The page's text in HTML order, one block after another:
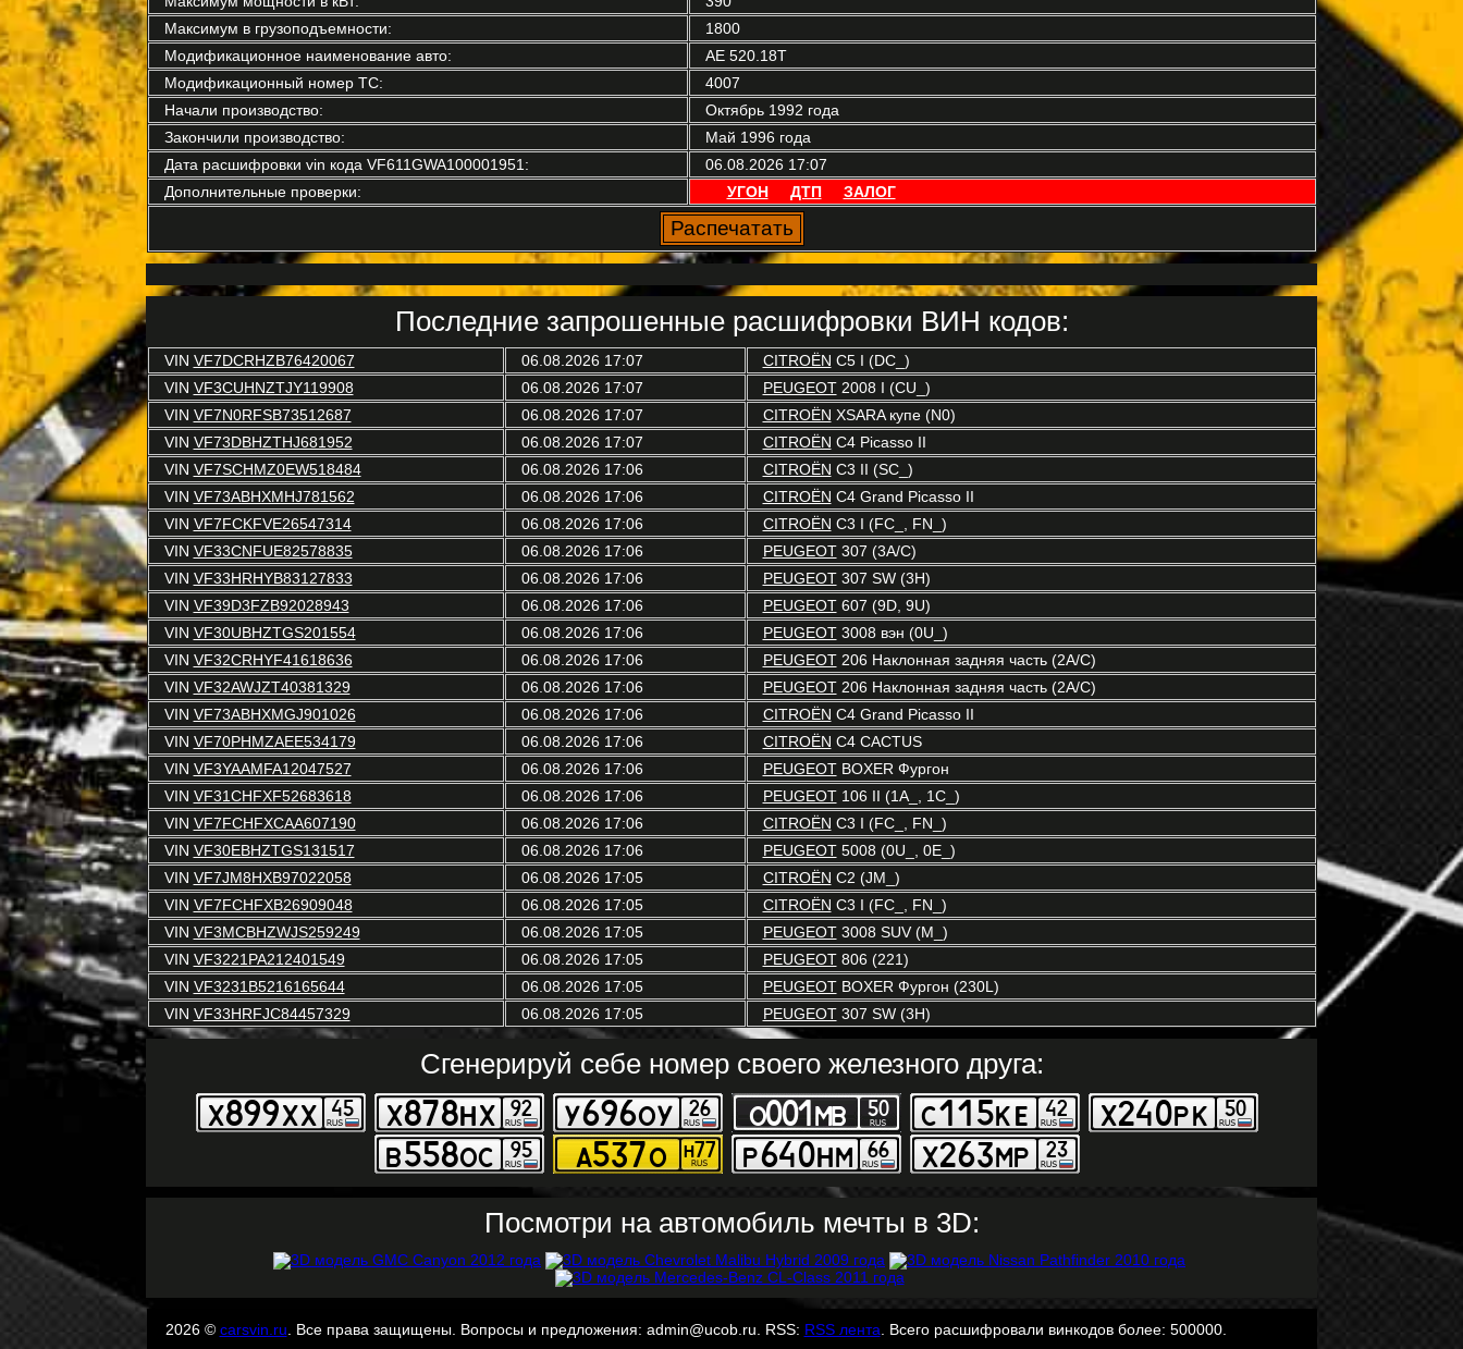
Максимум в грузоподъемности:
1800
Модификационное наименование авто:
AE 520.18T
Модификационный номер ТС:
4007
Начали производство:
Октябрь 1992 года
Закончили производство:
Май 1996 года
Дата расшифровки vin кода VF611GWA100001951:
06.08.2026 17:07
Дополнительные проверки:
УГОН ДТП ЗАЛОГ
Последние запрошенные расшифровки ВИН кодов:
VIN VF7DCRHZB76420067 06.08.2026 17:07 CITROËN C5 I (DC_)
VIN VF3CUHNZTJY119908 06.08.2026 17:07 PEUGEOT2008 I (CU_)
VIN VF7N0RFSB73512687 06.08.2026 17:07 CITROËN XSARA купе (N0)
VIN VF73DBHZTHJ681952 06.08.2026 17:07 CITROËN C4 Picasso II
VIN VF7SCHMZ0EW518484 06.08.2026 17:06 CITROËN C3 II (SC_)
VIN VF73ABHXMHJ781562 06.08.2026 17:06 CITROËN C4 Grand Picasso II
VIN VF7FCKFVE26547314 06.08.2026 17:06 CITROËN C3 I (FC_, FN_)
VIN VF33CNFUE82578835 06.08.2026 17:06 PEUGEOT307 (3A/C)
VIN VF33HRHYB83127833 06.08.2026 17:06 PEUGEOT307 SW (3H)
VIN VF39D3FZB92028943 06.08.2026 17:06 PEUGEOT607 (9D, 9U)
VIN VF30UBHZTGS201554 06.08.2026 17:06 PEUGEOT3008 вэн (0U_)
VIN VF32CRHYF41618636 06.08.2026 17:06 PEUGEOT206 Наклонная задняя часть (2A/C)
VIN VF32AWJZT40381329 06.08.2026 17:06 PEUGEOT206 Наклонная задняя часть (2A/C)
VIN VF73ABHXMGJ901026 06.08.2026 17:06 CITROËN C4 Grand Picasso II
VIN VF70PHMZAEE534179 06.08.2026 17:06 CITROËN C4 CACTUS
VIN VF3YAAMFA12047527 06.08.2026 17:06 PEUGEOTBOXER Фургон
VIN VF31CHFXF52683618 06.08.2026 17:06 PEUGEOT106 II (1A_, 1C_)
VIN VF7FCHFXCAA607190 06.08.2026 17:06 CITROËN C3 I (FC_, FN_)
VIN VF30EBHZTGS131517 06.08.2026 17:06 PEUGEOT5008 (0U_, 0E_)
VIN VF7JM8HXB97022058 06.08.2026 17:05 CITROËN C2 (JM_)
VIN VF7FCHFXB26909048 06.08.2026 17:05 CITROËN C3 I (FC_, FN_)
VIN VF3MCBHZWJS259249 06.08.2026 17:05 PEUGEOT3008 SUV (M_)
VIN VF3221PA212401549 06.08.2026 17:05 PEUGEOT806 (221)
VIN VF3231B5216165644 06.08.2026 17:05 PEUGEOTBOXER Фургон (230L)
VIN VF33HRFJC84457329 06.08.2026 17:05 PEUGEOT307 SW (3H)
Сгенерируй себе номер своего железного друга:
Посмотри на автомобиль мечты в 3D:
2026 © carsvin.ru . Все права защищены. Вопросы и предложения: admin@ucob.ru. RSS: RSS лента . Всего расшифровали винкодов более: 500000.